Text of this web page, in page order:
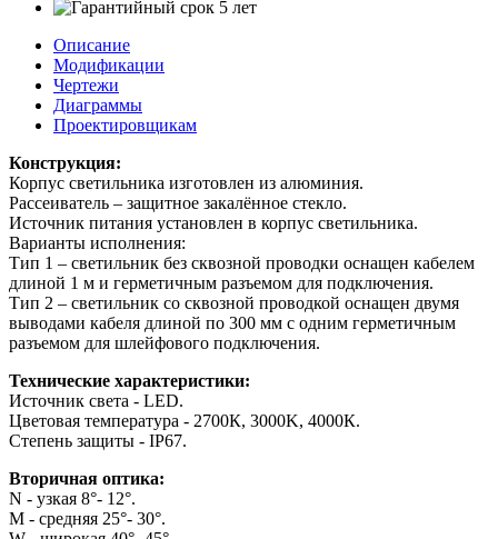
Описание
Модификации
Чертежи
Диаграммы
Проектировщикам
Конструкция:
Корпус светильника изготовлен из алюминия.
Рассеиватель – защитное закалённое стекло.
Источник питания установлен в корпус светильника.
Варианты исполнения:
Тип 1 – светильник без сквозной проводки оснащен кабелем
длиной 1 м и герметичным разъемом для подключения.
Тип 2 – светильник со сквозной проводкой оснащен двумя
выводами кабеля длиной по 300 мм с одним герметичным
разъемом для шлейфового подключения.
Технические характеристики:
Источник света - LED.
Цветовая температура - 2700К, 3000K, 4000К.
Степень защиты - IP67.
Вторичная оптика:
N - узкая 8°- 12°.
M - средняя 25°- 30°.